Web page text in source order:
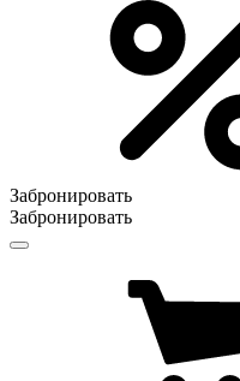
Забронировать
Забронировать